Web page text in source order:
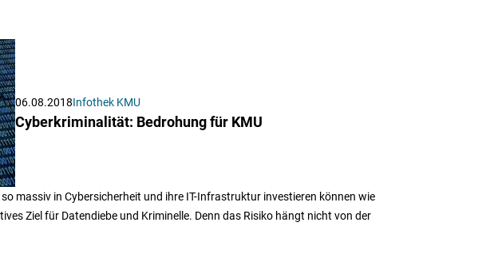
06.08.2018Infothek KMU
Cyberkriminalität: Bedrohung für KMU
massiv in Cybersicherheit und ihre IT-Infrastruktur investieren können wie
Ziel für Datendiebe und Kriminelle. Denn das Risiko hängt nicht von der